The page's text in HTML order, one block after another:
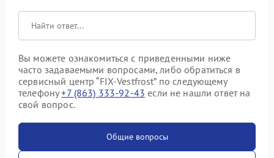
Вы можете ознакомиться с приведенными ниже
часто задаваемыми вопросами, либо обратиться в
сервисный центр “FIX-Vestfrost” по следующему
телефону+7 (863) 333-92-43 если не нашли ответ на
свой вопрос.
Общие вопросы